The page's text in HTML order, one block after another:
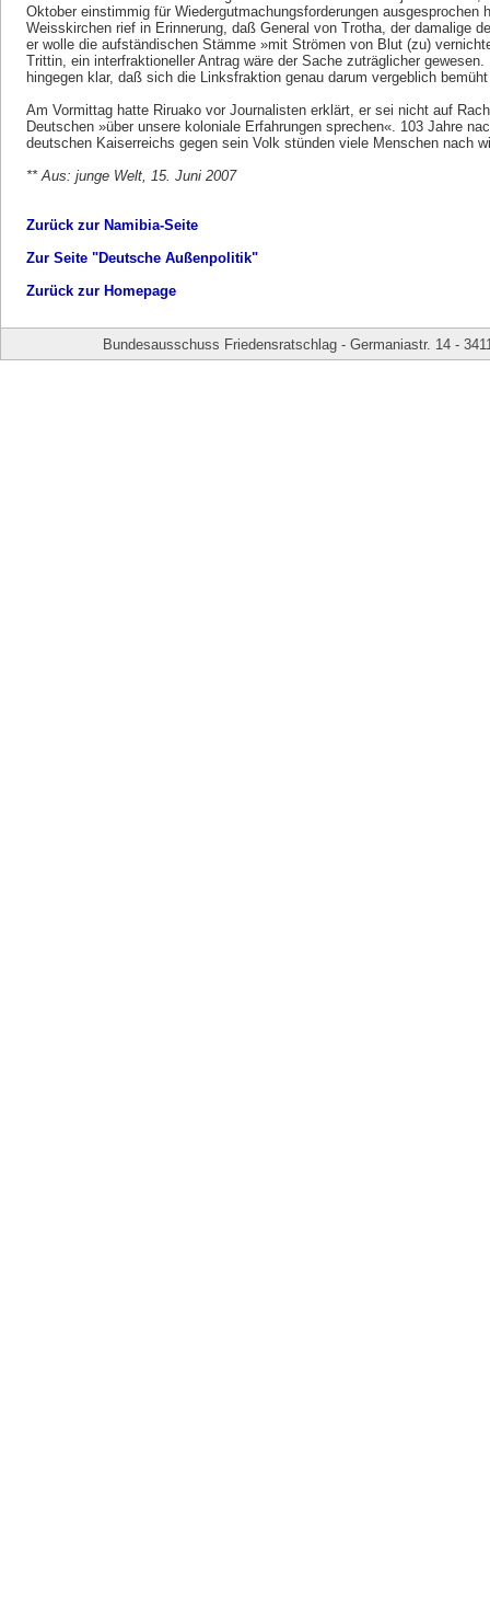
Oktober einstimmig für Wiedergutmachungsforderungen ausgesprochen
Weisskirchen rief in Erinnerung, daß General von Trotha, der damalige
er wolle die aufständischen Stämme »mit Strömen von Blut (zu)
Trittin, ein interfraktioneller Antrag wäre der Sache zuträglicher
hingegen klar, daß sich die Linksfraktion genau darum vergeblich
Am Vormittag hatte Riruako vor Journalisten erklärt, er sei nicht auf
Deutschen »über unsere koloniale Erfahrungen sprechen«. 103 Jahre
deutschen Kaiserreichs gegen sein Volk stünden viele Menschen nach
** Aus: junge Welt, 15. Juni 2007
Zurück zur Namibia-Seite
Zur Seite "Deutsche Außenpolitik"
Zurück zur Homepage
Bundesausschuss Friedensratschlag - Germaniastr. 14 -